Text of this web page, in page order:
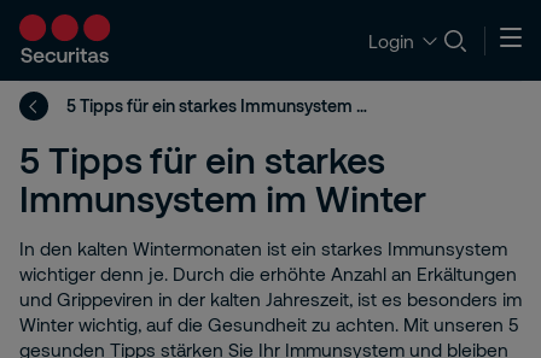
Login
5 Tipps für ein starkes Immunsystem im Winter
5 Tipps für ein starkes
Immunsystem im Winter
In den kalten Wintermonaten ist ein starkes Immunsystem
wichtiger denn je. Durch die erhöhte Anzahl an Erkältungen
und Grippeviren in der kalten Jahreszeit, ist es besonders im
Winter wichtig, auf die Gesundheit zu achten. Mit unseren 5
gesunden Tipps stärken Sie Ihr Immunsystem und bleiben